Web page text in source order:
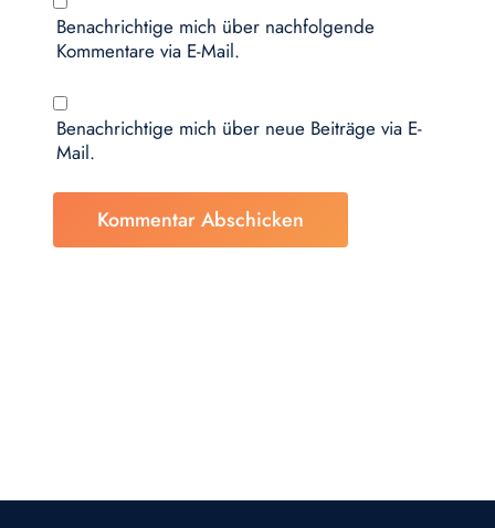
Benachrichtige mich über nachfolgende
Kommentare via E-Mail.
Benachrichtige mich über neue Beiträge via E-
Mail.